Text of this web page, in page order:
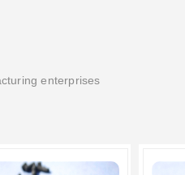
enterprises